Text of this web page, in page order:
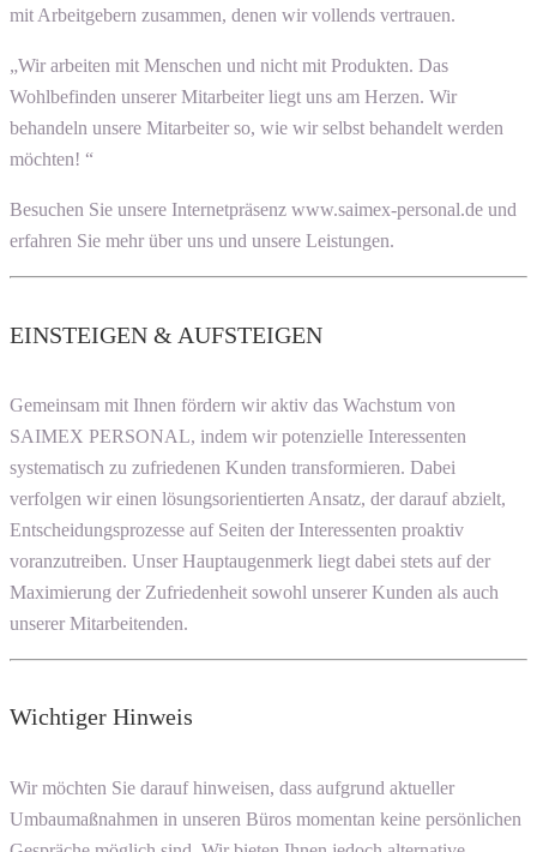
mit Arbeitgebern zusammen, denen wir vollends vertrauen.
„Wir arbeiten mit Menschen und nicht mit Produkten. Das
Wohlbefinden unserer Mitarbeiter liegt uns am Herzen. Wir
behandeln unsere Mitarbeiter so, wie wir selbst behandelt werden
möchten! “
Besuchen Sie unsere Internetpräsenz www.saimex-personal.de und
erfahren Sie mehr über uns und unsere Leistungen.
EINSTEIGEN & AUFSTEIGEN
Gemeinsam mit Ihnen fördern wir aktiv das Wachstum von
SAIMEX PERSONAL, indem wir potenzielle Interessenten
systematisch zu zufriedenen Kunden transformieren. Dabei
verfolgen wir einen lösungsorientierten Ansatz, der darauf abzielt,
Entscheidungsprozesse auf Seiten der Interessenten proaktiv
voranzutreiben. Unser Hauptaugenmerk liegt dabei stets auf der
Maximierung der Zufriedenheit sowohl unserer Kunden als auch
unserer Mitarbeitenden.
Wichtiger Hinweis
Wir möchten Sie darauf hinweisen, dass aufgrund aktueller
Umbaumaßnahmen in unseren Büros momentan keine persönlichen